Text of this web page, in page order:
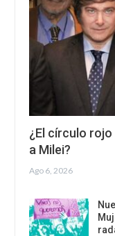
¿El círculo
a Milei?
Ago 6, 2026